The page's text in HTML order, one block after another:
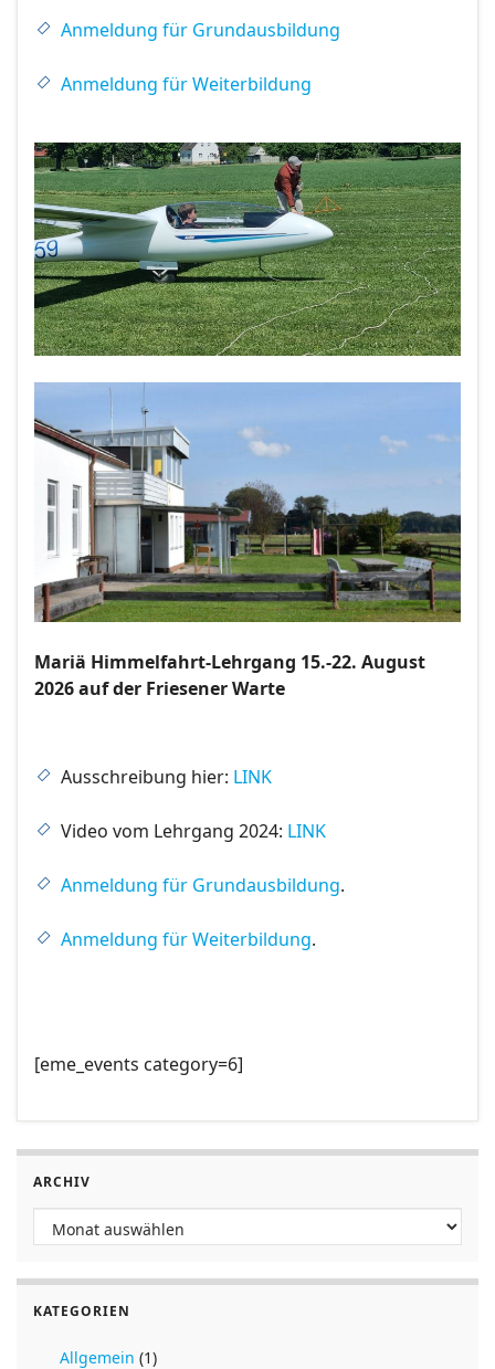
Anmeldung für Grundausbildung
Anmeldung für Weiterbildung
Mariä Himmelfahrt-Lehrgang 15.-22. August
2026 auf der Friesener Warte
Ausschreibung hier: LINK
Video vom Lehrgang 2024: LINK
Anmeldung für Grundausbildung.
Anmeldung für Weiterbildung.
[eme_events category=6]
ARCHIV
Archiv
KATEGORIEN
Allgemein (1)